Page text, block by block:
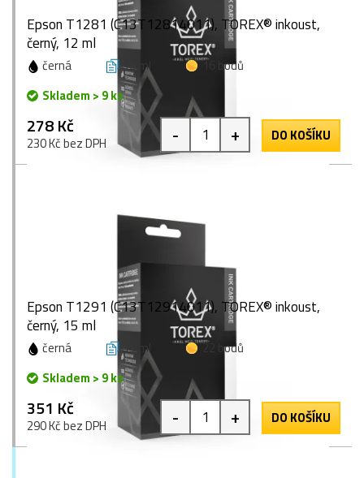
Epson T1281 (C13T12814011), TOREX® inkoust,
černý, 12 ml
černá 12 ml
16 bodů
Skladem > 9 ks
278 Kč
230 Kč bez DPH - + DO KOŠÍKU
Epson T1291 (C13T12914011), TOREX® inkoust,
černý, 15 ml
černá 15 ml
22 bodů
Skladem > 9 ks
351 Kč
290 Kč bez DPH - + DO KOŠÍKU